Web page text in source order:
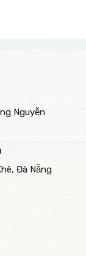
Nguyễn
Đà Nẵng